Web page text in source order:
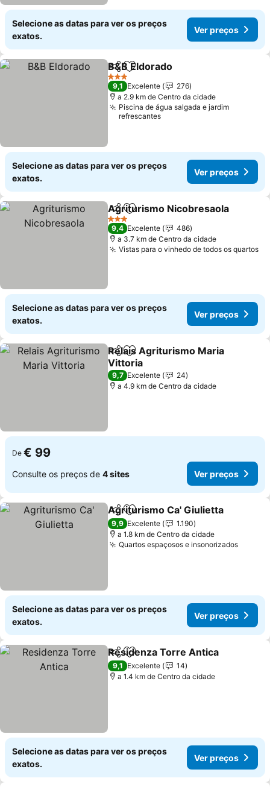
Selecione as datas para ver os preços
exatos.
Ver preços
PartilharAdicionar aos favoritos
B&B Eldorado
3 Estrelas
9,1 Excelente
276
a 2.9 km de Centro da cidade
Piscina de água salgada e jardim
refrescantes
Selecione as datas para ver os preços
exatos.
Ver preços
PartilharAdicionar aos favoritos
Agriturismo Nicobresaola
3 Estrelas
9,4 Excelente
486
a 3.7 km de Centro da cidade
Vistas para o vinhedo de todos os quartos
Selecione as datas para ver os preços
exatos.
Ver preços
PartilharAdicionar aos favoritos
Relais Agriturismo Maria
Vittoria
9,7 Excelente
24
a 4.9 km de Centro da cidade
De € 99
Consulte os preços de 4 sites Ver preços
PartilharAdicionar aos favoritos
Agriturismo Ca' Giulietta
9,9 Excelente
1.190
a 1.8 km de Centro da cidade
Quartos espaçosos e insonorizados
Selecione as datas para ver os preços
exatos.
Ver preços
PartilharAdicionar aos favoritos
Residenza Torre Antica
9,1 Excelente
14
a 1.4 km de Centro da cidade
Selecione as datas para ver os preços
exatos.
Ver preços